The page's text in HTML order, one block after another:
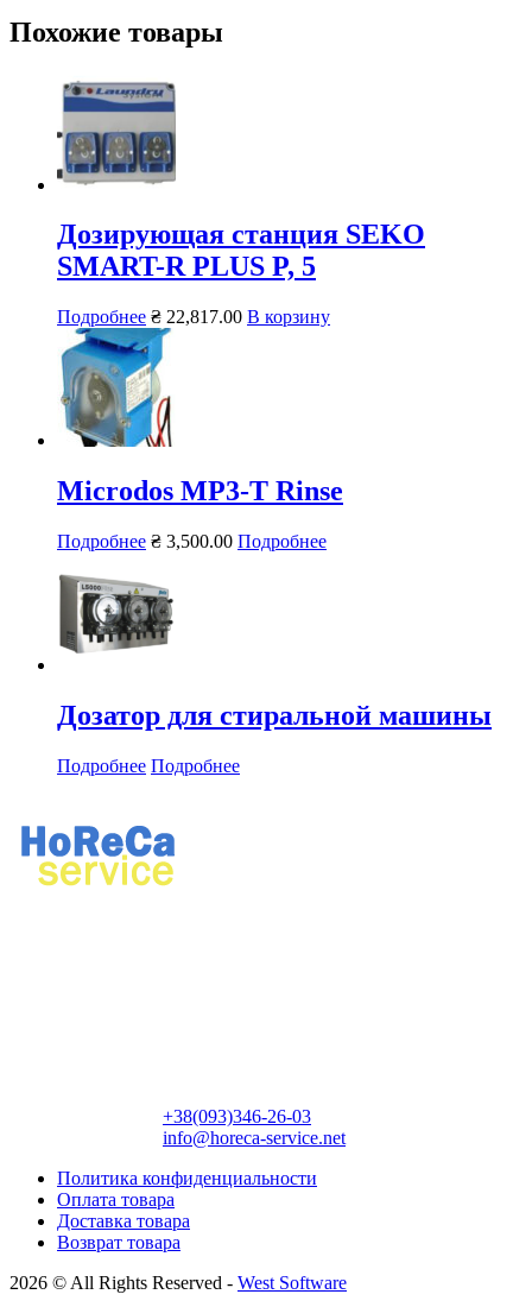
Похожие товары
Дозирующая станция SEKO
SMART-R PLUS P, 5
Подробнее ₴ 22,817.00 В корзину
Microdos MP3-T Rinse
Подробнее ₴ 3,500.00 Подробнее
Дозатор для стиральной машины
Подробнее Подробнее
+38(093)346-26-03
info@horeca-service.net
Политика конфиденциальности
Оплата товара
Доставка товара
Возврат товара
2026 © All Rights Reserved - West Software